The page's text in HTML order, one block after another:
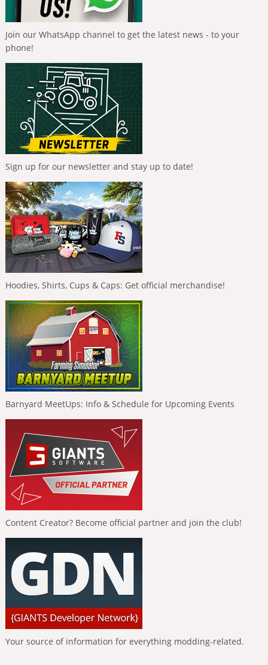
Join our WhatsApp channel to get the latest news - to your
phone!
Sign up for our newsletter and stay up to date!
Hoodies, Shirts, Cups & Caps: Get official merchandise!
Barnyard MeetUps: Info & Schedule for Upcoming Events
Content Creator? Become official partner and join the club!
Your source of information for everything modding-related.